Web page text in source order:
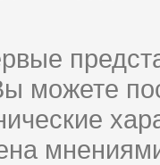
можете